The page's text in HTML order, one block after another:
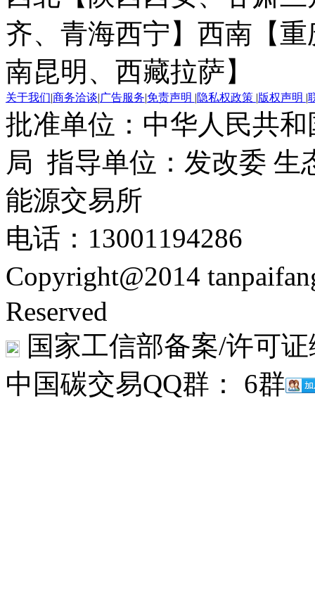
齐、青海西宁】 西南【
南昆明、西藏拉萨】
关于我们|商务洽谈|广告服务|免责声明 |隐私权政策 |版权声明 |
批准单位：中华人民共
局 指导单位：发改委 生
能源交易所
电话：13001194286
Copyright@2014
Reserved
国家工信部备案/许可
中国碳交易QQ群： 6群